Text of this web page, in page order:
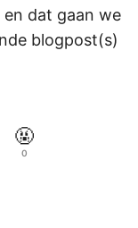
en dat gaan we
blogpost(s)
🤬
0